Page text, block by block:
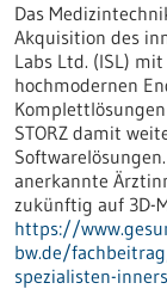
Das
Akquisition des
Labs Ltd. (ISL)
hochmodernen
STORZ damit
anerkannte
zukünftig auf 3D-
https://
bw.de/
spezialisten-